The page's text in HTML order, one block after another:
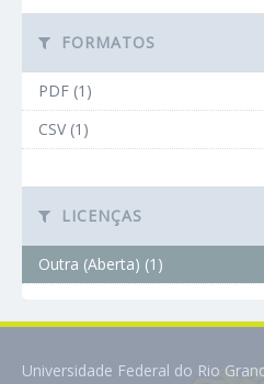
FORMATOS
PDF (1)
CSV (1)
LICENÇAS
Outra (Aberta) (1)
Universidade Federal do Rio